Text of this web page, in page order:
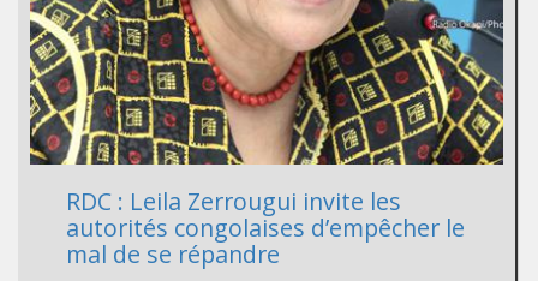
RDC : Leila Zerrougui invite les
autorités congolaises d’empêcher le
mal de se répandre